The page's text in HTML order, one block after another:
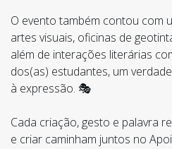
O evento também contou com
artes visuais, oficinas de
além de interações literárias
dos(as) estudantes, um
à expressão. 🎭
Cada criação, gesto e palavra
e criar caminham juntos no